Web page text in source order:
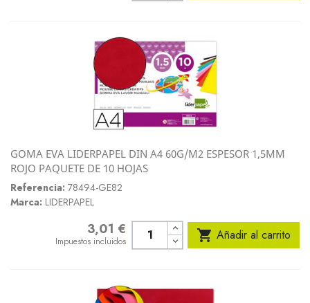
GOMA EVA LIDERPAPEL DIN A4 60G/M2 ESPESOR 1,5MM
ROJO PAQUETE DE 10 HOJAS
Referencia: 78494-GE82
Marca: LIDERPAPEL
3,01 €
Impuestos incluidos  Añadir al carrito